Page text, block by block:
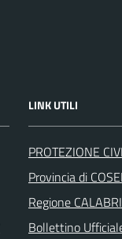
LINK UTILI
PROTEZIONE
Provincia di
Regione
Bollettino